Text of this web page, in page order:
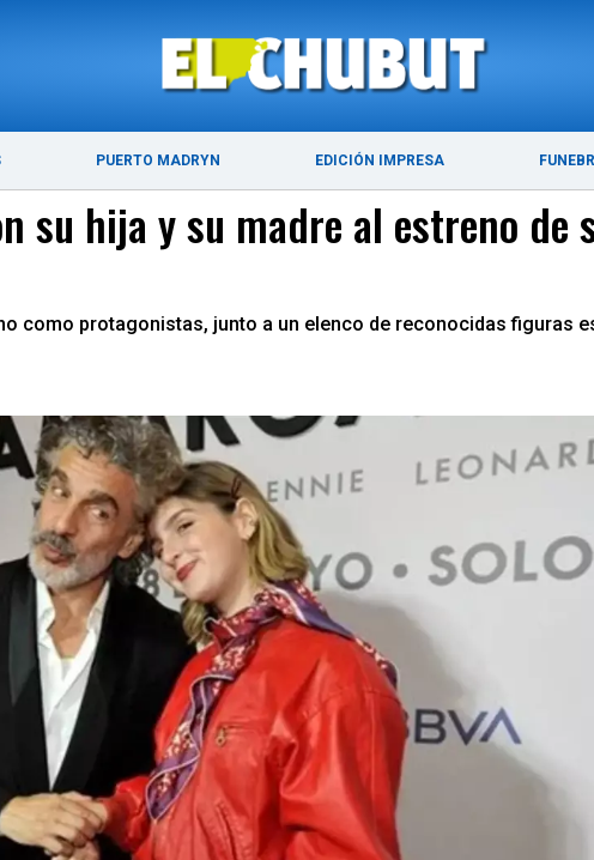
PUERTO MADRYN EDICIÓN IMPRESA
ÚLTIMAS NOTICIAS PUERTO MADRYN
su hija y su madre al estreno de
como protagonistas, junto a un elenco de reconocidas figuras